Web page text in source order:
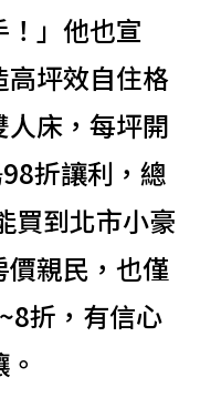
」他也宣
坪效自住格
床，每坪開
折讓利，總
買到北市小豪
親民，也僅
折，有信心